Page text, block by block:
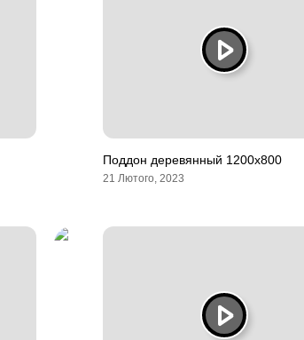
Поддон деревянный 1200х800
21 Лютого, 2023